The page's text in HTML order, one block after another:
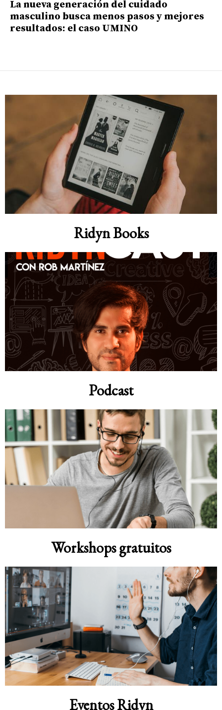
La nueva generación del cuidado
masculino busca menos pasos y mejores
resultados: el caso UMINO
Ridyn Books
Podcast
Workshops gratuitos
Eventos Ridyn